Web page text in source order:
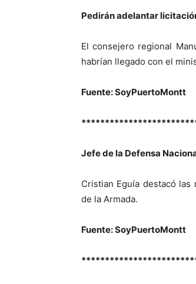
Pedirán adelantar
El consejero regional
habrían llegado con el
Fuente: SoyPuertoMontt
Jefe de la Defensa
Cristian Eguía destacó
de la Armada.
Fuente: SoyPuertoMontt